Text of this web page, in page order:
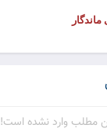
مطلب وارد نشده است!